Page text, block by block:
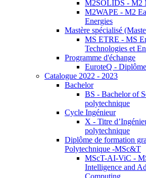
M2SOLIDS - M2
M2WAPE - M2
Energies
Mastère spécialisé
MS ETRE - MS
Technologies et
Programme d'échange
EuroteQ -
Catalogue 2022 - 2023
Bachelor
BS - Bachelor of
polytechnique
Cycle Ingénieur
X - Titre
polytechnique
Diplôme de formation
Polytechnique -MSc&T
MScT-AI-ViC -
Intelligence and
Computing